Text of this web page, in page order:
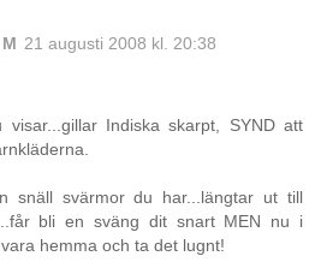
21 augusti 2008 kl. 20:38
visar...gillar Indiska skarpt, SYND att
snäll svärmor du har...längtar ut till
bli en sväng dit snart MEN nu i
hemma och ta det lugnt!